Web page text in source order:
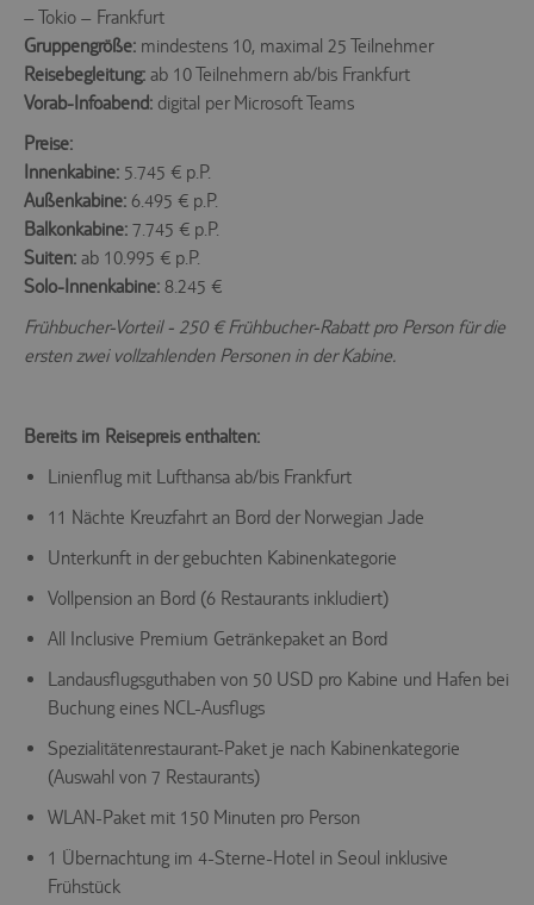
– Tokio – Frankfurt
Gruppengröße: mindestens 10, maximal 25 Teilnehmer
Reisebegleitung: ab 10 Teilnehmern ab/bis Frankfurt
Vorab-Infoabend: digital per Microsoft Teams
Preise:
Innenkabine: 5.745 € p.P.
Außenkabine: 6.495 € p.P.
Balkonkabine: 7.745 € p.P.
Suiten: ab 10.995 € p.P.
Solo-Innenkabine: 8.245 €
Frühbucher-Vorteil - 250 € Frühbucher-Rabatt pro Person für die
ersten zwei vollzahlenden Personen in der Kabine.
Bereits im Reisepreis enthalten:
Linienflug mit Lufthansa ab/bis Frankfurt
11 Nächte Kreuzfahrt an Bord der Norwegian Jade
Unterkunft in der gebuchten Kabinenkategorie
Vollpension an Bord (6 Restaurants inkludiert)
All Inclusive Premium Getränkepaket an Bord
Landausflugsguthaben von 50 USD pro Kabine und Hafen bei
Buchung eines NCL-Ausflugs
Spezialitätenrestaurant-Paket je nach Kabinenkategorie
(Auswahl von 7 Restaurants)
WLAN-Paket mit 150 Minuten pro Person
1 Übernachtung im 4-Sterne-Hotel in Seoul inklusive
Frühstück